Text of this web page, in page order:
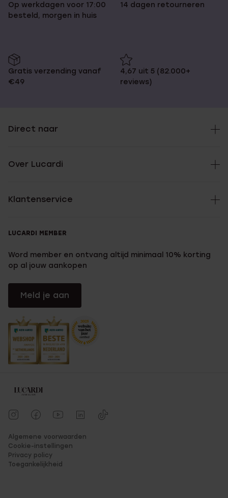
Op werkdagen voor 17:00
besteld, morgen in huis
14 dagen retourneren
Gratis verzending vanaf
€49
4,67 uit 5 (82.000+
reviews)
Direct naar
Over Lucardi
Klantenservice
LUCARDI MEMBER
Word member en ontvang altijd minimaal 10% korting
op al jouw aankopen
Meld je aan
Algemene voorwaarden
Cookie-instellingen
Privacy policy
Toegankelijkheid